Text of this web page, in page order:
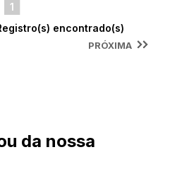
1
encontrado(s)
PRÓXIMA
da nossa